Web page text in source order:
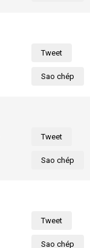
Tweet
Sao chép
Tweet
Sao chép
Tweet
Sao chép